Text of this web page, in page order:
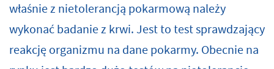
właśnie z nietolerancją pokarmową należy
wykonać badanie z krwi. Jest to test sprawdzający
reakcję organizmu na dane pokarmy. Obecnie na